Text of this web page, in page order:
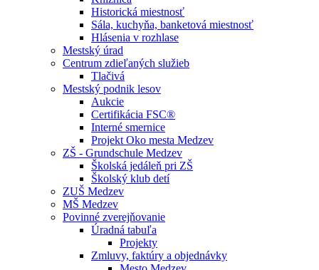
Historická miestnosť
Sála, kuchyňa, banketová miestnosť
Hlásenia v rozhlase
Mestský úrad
Centrum zdieľaných služieb
Tlačivá
Mestský podnik lesov
Aukcie
Certifikácia FSC®
Interné smernice
Projekt Oko mesta Medzev
ZŠ - Grundschule Medzev
Školská jedáleň pri ZŠ
Školský klub detí
ZUŠ Medzev
MŠ Medzev
Povinné zverejňovanie
Úradná tabuľa
Projekty
Zmluvy, faktúry a objednávky